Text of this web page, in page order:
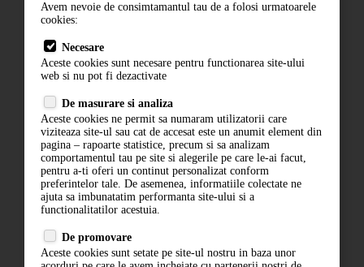
Cum comand
Livrare
Contact
Politica de confidentialitate
ANPC
ABONARE LA NEWSLETTER
Avem nevoie de consimtamantul tau de a folosi urmatoarele
cookies:
Necesare
Aceste cookies sunt necesare pentru functionarea site-ului
web si nu pot fi dezactivate
De masurare si analiza
Aceste cookies ne permit sa numaram utilizatorii care
viziteaza site-ul sau cat de accesat este un anumit element din
pagina – rapoarte statistice, precum si sa analizam
comportamentul tau pe site si alegerile pe care le-ai facut,
pentru a-ti oferi un continut personalizat conform
preferintelor tale. De asemenea, informatiile colectate ne
ajuta sa imbunatatim performanta site-ului si a
functionalitatilor acestuia.
De promovare
Aceste cookies sunt setate pe site-ul nostru in baza unor